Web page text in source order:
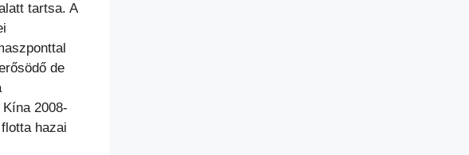
tartsa. A
de
2008-
hazai